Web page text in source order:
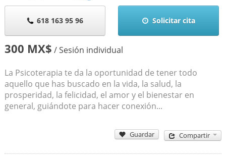
618 163 95 96 Solicitar cita
300 MX$ / Sesión individual
La Psicoterapia te da la oportunidad de tener todo
aquello que has buscado en la vida, la salud, la
prosperidad, la felicidad, el amor y el bienestar en
general, guiándote para hacer conexión...
Guardar Compartir